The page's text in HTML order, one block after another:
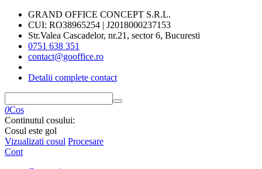
GRAND OFFICE CONCEPT S.R.L.
CUI: RO38965254 | J2018000237153
Str.Valea Cascadelor, nr.21, sector 6, Bucuresti
0751 638 351
contact@gooffice.ro
Detalii complete contact
0Cos
Continutul cosului:
Cosul este gol
Vizualizati cosul Procesare
Cont